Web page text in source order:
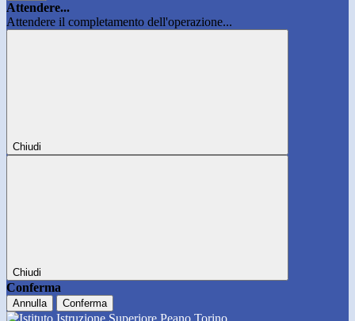
Attendere...
Attendere il completamento dell'operazione...
Chiudi
Chiudi
Conferma
Annulla Conferma